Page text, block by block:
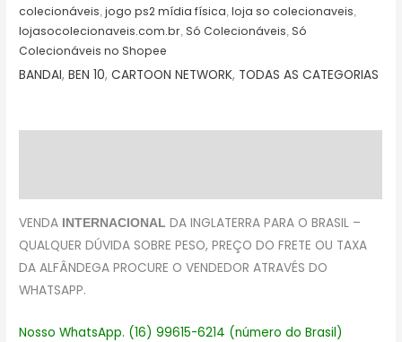
colecionáveis ,jogo ps2 mídia física ,loja so colecionaveis
lojasocolecionaveis.com.br ,Só Colecionáveis ,Só
Colecionáveis no Shopee
BANDAI,BEN 10,CARTOON NETWORK, TODAS AS CATEGORIAS
VENDA INTERNACIONAL DA INGLATERRA PARA O BRASIL –
QUALQUER DÚVIDA SOBRE PESO, PREÇO DO FRETE OU TAXA
DA ALFÂNDEGA PROCURE O VENDEDOR ATRAVÉS DO
WHATSAPP.
Nosso WhatsApp. (16) 99615-6214 (número do Brasil)